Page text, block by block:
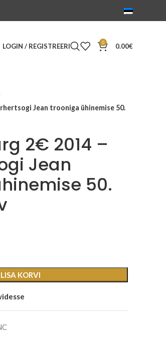
LOGIN / REGISTREERI 0 0.00€
Jean trooniga ühinemise 50.
2€ 2014 –
Jean
50.
LISA KORVI